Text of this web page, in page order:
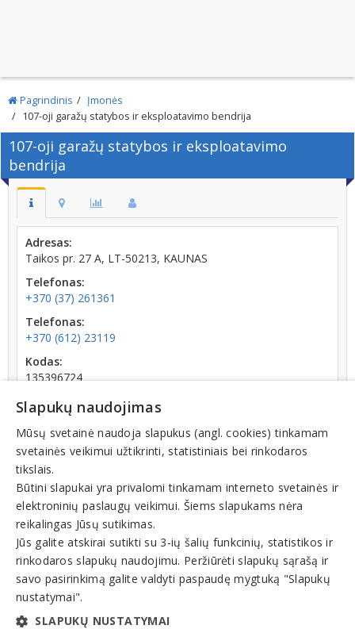
Pagrindinis
Įmonės
107-oji garažų statybos ir eksploatavimo bendrija
107-oji garažų statybos ir eksploatavimo
bendrija
Adresas:
Taikos pr. 27 A, LT-50213, KAUNAS
Telefonas:
+370 (37) 261361
Telefonas:
+370 (612) 23119
Kodas:
135396724
Registracijos data:
1996-06-12
Darbuotojų skaičius:
iki 10 darbuotojų
Veiklos sritys
Kita veikla
Kita narystės organizacijų veikla
Slapukų naudojimas
Mūsų svetainė naudoja slapukus (angl. cookies) tinkamam
svetainės veikimui užtikrinti, statistiniais bei rinkodaros
tikslais.
Būtini slapukai yra privalomi tinkamam interneto svetainės ir
elektroninių paslaugų veikimui. Šiems slapukams nėra
reikalingas Jūsų sutikimas.
Jūs galite atskirai sutikti su 3-ių šalių funkcinių, statistikos ir
rinkodaros slapukų naudojimu. Peržiūrėti slapukų sąrašą ir
savo pasirinkimą galite valdyti paspaudę mygtuką "Slapukų
nustatymai".
SLAPUKŲ NUSTATYMAI